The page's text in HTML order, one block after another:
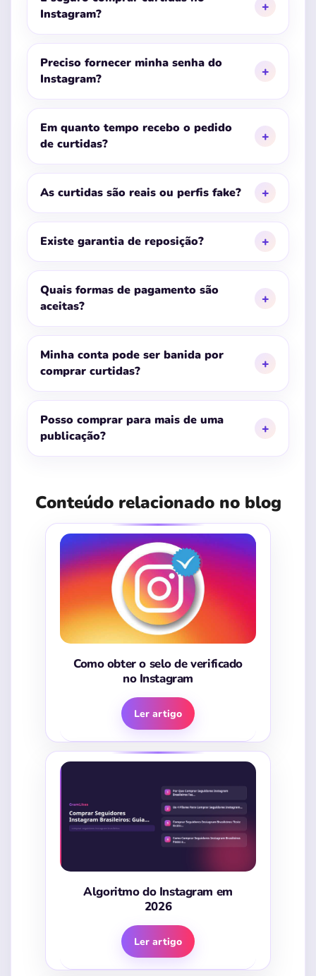
Instagram?
Preciso fornecer minha senha do
Instagram?
Em quanto tempo recebo o pedido
de curtidas?
As curtidas são reais ou perfis fake?
Existe garantia de reposição?
Quais formas de pagamento são
aceitas?
Minha conta pode ser banida por
comprar curtidas?
Posso comprar para mais de uma
publicação?
Conteúdo relacionado no blog
Como obter o selo de verificado
no Instagram
Ler artigo
Algoritmo do Instagram em
2026
Ler artigo